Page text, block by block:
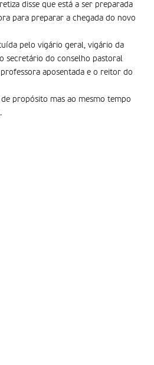
disse que está a ser preparada
para preparar a chegada do novo
pelo vigário geral, vigário da
secretário do conselho pastoral
aposentada e o reitor do
de propósito mas ao mesmo tempo